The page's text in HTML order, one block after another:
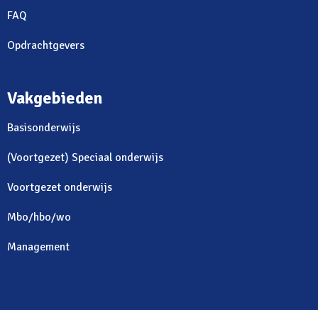
FAQ
Opdrachtgevers
Vakgebieden
Basisonderwijs
(Voortgezet) Speciaal onderwijs
Voortgezet onderwijs
Mbo/hbo/wo
Management